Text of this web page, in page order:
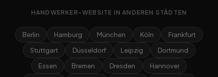
HANDWERKER-WEBSITE IN ANDEREN STÄDTEN
Berlin Hamburg München Köln
Frankfurt
Stuttgart
Düsseldorf Leipzig
Dortmund
Essen
Bremen Dresden
Hannover